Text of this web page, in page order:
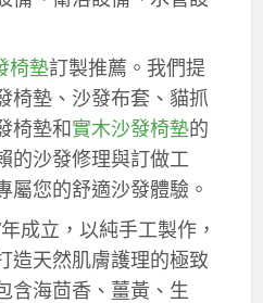
椅墊訂製推薦。我們提
椅墊、沙發布套、貓抓
椅墊和實木沙發椅墊的
的沙發修理與訂做工
屬您的舒適沙發體驗。
年成立，以純手工製作，
造天然肌膚護理的極致
含海茴香、薑黃、生